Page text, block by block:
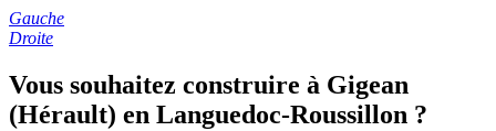
Gauche
Droite
Vous souhaitez construire à Gigean
(Hérault) en Languedoc-Roussillon ?